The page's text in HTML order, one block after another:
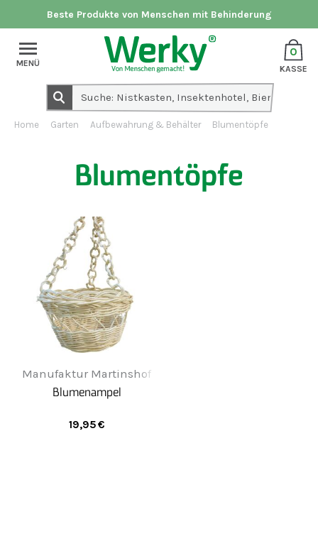
Beste Produkte von Menschen mit Behinderung
0
KASSE
MENÜ
Home Garten Aufbewahrung & Behälter Blumentöpfe
Blumentöpfe
Manufaktur Martinshof
Blumenampel
19,95€